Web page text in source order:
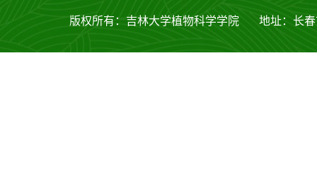
版权所有：吉林大学植物科学学院 地址：长